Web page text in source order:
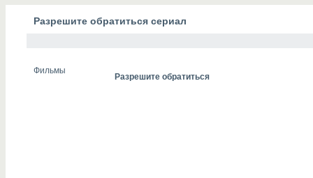
Разрешите обратиться сериал
Фильмы
Разрешите обратиться